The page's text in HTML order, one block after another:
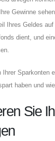
Gewinne
Ihres Geldes
dient, und
Ihrer Sparkonten
haben und
Sie